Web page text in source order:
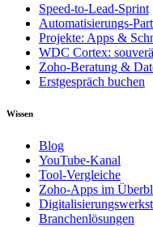
Speed-to-Lead-Sprint
Automatisierungs-
Projekte: Apps &
WDC Cortex:
Zoho-Beratung &
Erstgespräch buchen
Wissen
Blog
YouTube-Kanal
Tool-Vergleiche
Zoho-Apps im
Branchenlösungen